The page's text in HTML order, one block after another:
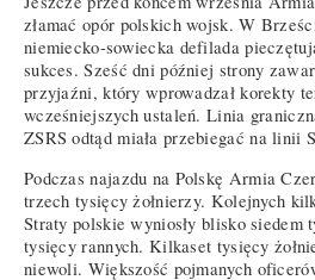
złamać opór polskich wojsk. W
niemiecko-sowiecka defilada
sukces. Sześć dni później strony
przyjaźni, który wprowadzał korekty
wcześniejszych ustaleń. Linia
ZSRS odtąd miała przebiegać na linii
Podczas najazdu na Polskę Armia
trzech tysięcy żołnierzy. Kolejnych
Straty polskie wyniosły blisko siedem
tysięcy rannych. Kilkaset tysięcy
niewoli. Większość pojmanych